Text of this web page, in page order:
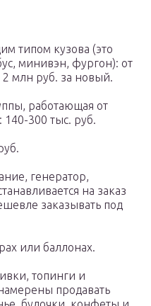
типом кузова (это
минивэн, фургон): от
2 млн руб. за новый.
работающая от
140-300 тыс. руб.
генератор,
на заказ
заказывать под
или баллонах.
топинги и
продавать